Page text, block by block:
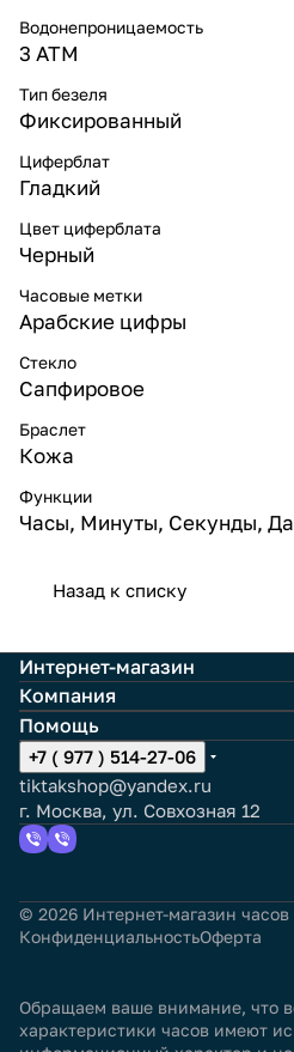
Водонепроницаемость
3 ATM
Тип безеля
Фиксированный
Циферблат
Гладкий
Цвет циферблата
Черный
Часовые метки
Арабские цифры
Стекло
Сапфировое
Браслет
Кожа
Функции
Часы, Минуты, Секунды,
Назад к списку
Интернет-магазин
Компания
Помощь
+7 ( 977 ) 514-27-06
tiktakshop@yandex.ru
г. Москва, ул. Совхозная 12
© 2026 Интернет-магазин
КонфиденциальностьОферта
Обращаем ваше внимание, что
характеристики часов имеют